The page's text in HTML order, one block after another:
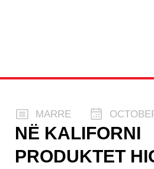
MARRE
NË KALIFORNI
PRODUKTET